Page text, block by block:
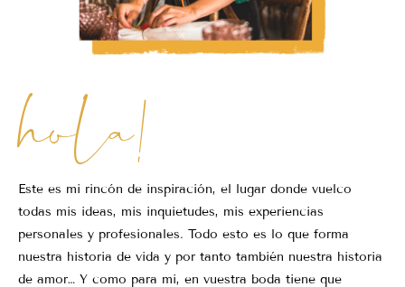
hola!
Este es mi rincón de inspiración, el lugar donde vuelco
todas mis ideas, mis inquietudes, mis experiencias
personales y profesionales. Todo esto es lo que forma
nuestra historia de vida y por tanto también nuestra historia
de amor… Y como para mi, en vuestra boda tiene que